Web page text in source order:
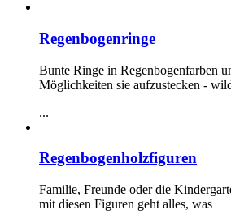
Regenbogenringe
Bunte Ringe in Regenbogenfarben
Möglichkeiten sie aufzustecken -
...
Regenbogenholzfiguren
Familie, Freunde oder die
mit diesen Figuren geht alles, was